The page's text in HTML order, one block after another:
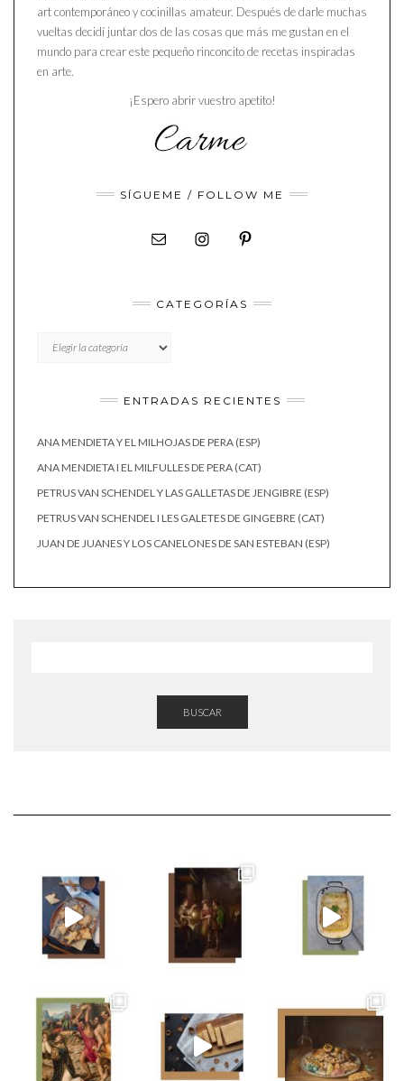
art contemporáneo y cocinillas amateur. Después de darle muchas
vueltas decidí juntar dos de las cosas que más me gustan en el
mundo para crear este pequeño rinconcito de recetas inspiradas
en arte.
¡Espero abrir vuestro apetito!
SÍGUEME / FOLLOW ME
CATEGORÍAS
ENTRADAS RECIENTES
ANA MENDIETA Y EL MILHOJAS DE PERA (ESP)
ANA MENDIETA I EL MILFULLES DE PERA (CAT)
PETRUS VAN SCHENDEL Y LAS GALLETAS DE JENGIBRE (ESP)
PETRUS VAN SCHENDEL I LES GALETES DE GINGEBRE (CAT)
JUAN DE JUANES Y LOS CANELONES DE SAN ESTEBAN (ESP)
BUSCAR